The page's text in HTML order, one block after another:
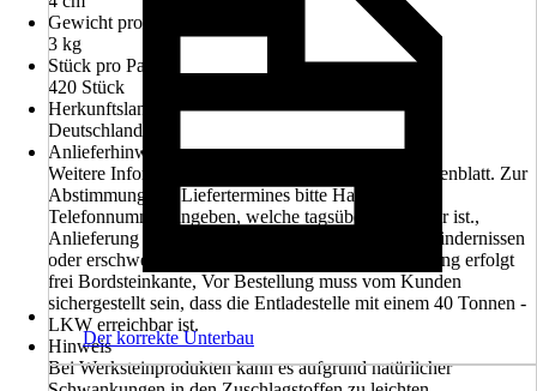
Gewicht pro Stück
3 kg
Stück pro Palette
420 Stück
Herkunftsland
Deutschland
Anlieferhinweis
Weitere Informationen entnehmen Sie bitte dem Datenblatt. Zur
Abstimmung des Liefertermines bitte Handy- oder
Telefonnummer angeben, welche tagsüber erreichbar ist.,
Anlieferung erfolgt mit einem LKW, Angaben zu Hindernissen
oder erschwerter Zufahrt sind hilfreich!, Die Lieferung erfolgt
frei Bordsteinkante, Vor Bestellung muss vom Kunden
sichergestellt sein, dass die Entladestelle mit einem 40 Tonnen -
LKW erreichbar ist.
Hinweis
Bei Werksteinprodukten kann es aufgrund natürlicher
Der korrekte Unterbau